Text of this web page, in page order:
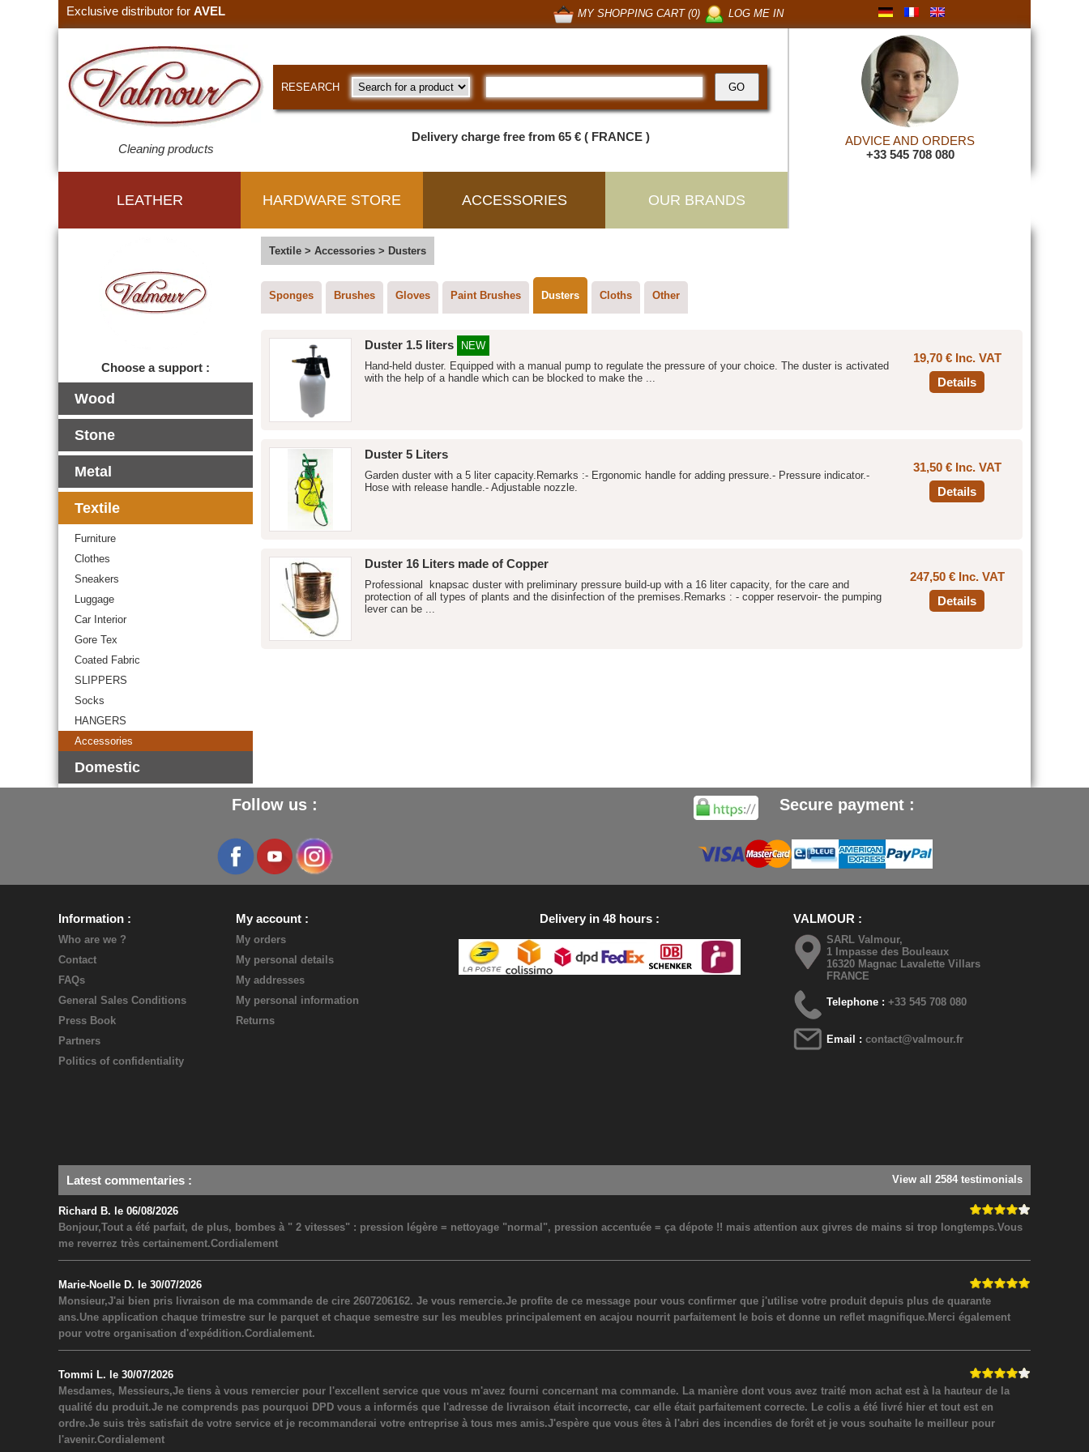
Exclusive distributor for AVEL LOG ME IN
MY SHOPPING CART (0)
Cleaning products
RESEARCH
Delivery charge free from 65 € ( FRANCE )
ADVICE AND ORDERS
+33 545 708 080
LEATHER HARDWARE STORE ACCESSORIES OUR BRANDS
Choose a support :
Wood
Stone
Metal
Textile
Furniture
Clothes
Sneakers
Luggage
Car Interior
Gore Tex
Coated Fabric
SLIPPERS
Socks
HANGERS
Accessories
Domestic
Textile > Accessories > Dusters
Sponges Brushes Gloves Paint Brushes Dusters Cloths Other
Duster 1.5 liters
NEW
Hand-held duster. Equipped with a manual pump to regulate the pressure of your choice. The duster is activated
with the help of a handle which can be blocked to make the ...
19,70 € Inc. VAT
Details
Duster 5 Liters
Garden duster with a 5 liter capacity.Remarks :- Ergonomic handle for adding pressure.- Pressure indicator.-
Hose with release handle.- Adjustable nozzle.
31,50 € Inc. VAT
Details
Duster 16 Liters made of Copper
Professional knapsac duster with preliminary pressure build-up with a 16 liter capacity, for the care and
protection of all types of plants and the disinfection of the premises.Remarks : - copper reservoir- the pumping
lever can be ...
247,50 € Inc. VAT
Details
Follow us : Secure payment :
Information
Who are we ?
Contact
FAQs
General Sales Conditions
Press Book
Partners
Politics of confidentiality
My account
My orders
My personal details
My addresses
My personal information
Returns
Delivery in 48 hours VALMOUR
SARL Valmour,
1 Impasse des Bouleaux
16320 Magnac Lavalette Villars
FRANCE
Telephone :+33 545 708 080
Email :contact@valmour.fr
Latest commentaries : View all 2584 testimonials
Richard B. le 06/08/2026
Bonjour,Tout a été parfait, de plus, bombes à " 2 vitesses" : pression légère = nettoyage "normal", pression accentuée = ça dépote !! mais attention aux givres de mains si trop longtemps.Vous
me reverrez très certainement.Cordialement
Marie-Noelle D. le 30/07/2026
Monsieur,J'ai bien pris livraison de ma commande de cire 2607206162. Je vous remercie.Je profite de ce message pour vous confirmer que j'utilise votre produit depuis plus de quarante
ans.Une application chaque trimestre sur le parquet et chaque semestre sur les meubles principalement en acajou nourrit parfaitement le bois et donne un reflet magnifique.Merci également
pour votre organisation d'expédition.Cordialement.
Tommi L. le 30/07/2026
Mesdames, Messieurs,Je tiens à vous remercier pour l'excellent service que vous m'avez fourni concernant ma commande. La manière dont vous avez traité mon achat est à la hauteur de la
qualité du produit.Je ne comprends pas pourquoi DPD vous a informés que l'adresse de livraison était incorrecte, car elle était parfaitement correcte. Le colis a été livré hier et tout est en
ordre.Je suis très satisfait de votre service et je recommanderai votre entreprise à tous mes amis.J'espère que vous êtes à l'abri des incendies de forêt et je vous souhaite le meilleur pour
l'avenir.Cordialement